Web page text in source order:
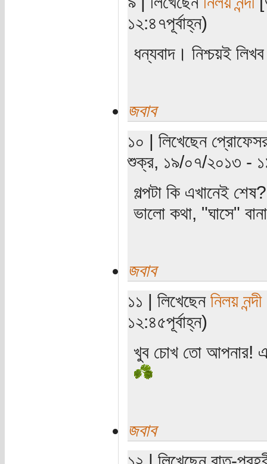
১২:৪৭পূর্বাহ্ন)
ধন্যবাদ। নিশ্চয়ই
জবাব
১০ | লিখেছেন
শুক্র, ১৯/০৭/২০১৩ -
গল্পটা কি এখানেই
ভালো কথা, "ঘাসে"
জবাব
১১ | লিখেছেন নিলয় নন্দী
১২:৪৫পূর্বাহ্ন)
খুব চোখ তো আপনার!
জবাব